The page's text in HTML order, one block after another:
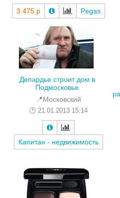
3 475 р Pegas
Депардье строит дом в
Подмосковье
📍Московский
21.01.2013 15:14
Капитан - недвижимость